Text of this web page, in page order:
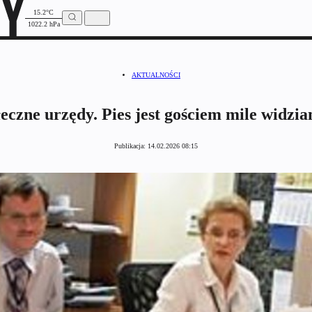
15.2°C
1022.2 hPa
AKTUALNOŚCI
urzędy. Pies jest gościem mile
Publikacja: 14.02.2026 08:15